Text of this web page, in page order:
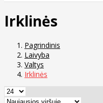
Irklinės
Pagrindinis
Laivyba
Valtys
Irklinės